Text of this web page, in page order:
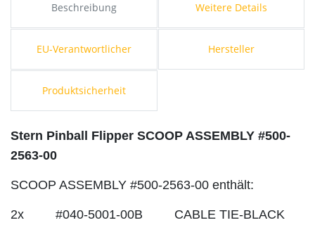
Beschreibung Weitere Details
EU-Verantwortlicher Hersteller
Produktsicherheit
Stern Pinball Flipper SCOOP ASSEMBLY #500-
2563-00
SCOOP ASSEMBLY #500-2563-00 enthält:
2x #040-5001-00B CABLE TIE-BLACK